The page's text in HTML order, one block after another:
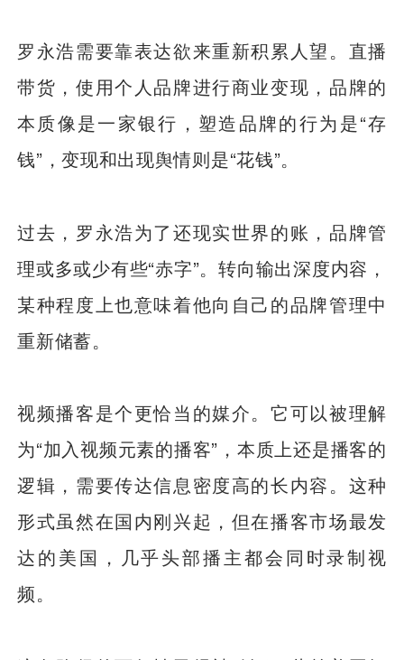
罗永浩需要靠表达欲来重新积累人望。直播
带货，使用个人品牌进行商业变现，品牌的
本质像是一家银行，塑造品牌的行为是“存
钱”，变现和出现舆情则是“花钱”。
过去，罗永浩为了还现实世界的账，品牌管
理或多或少有些“赤字”。转向输出深度内容，
某种程度上也意味着他向自己的品牌管理中
重新储蓄。
视频播客是个更恰当的媒介。它可以被理解
为“加入视频元素的播客”，本质上还是播客的
逻辑，需要传达信息密度高的长内容。这种
形式虽然在国内刚兴起，但在播客市场最发
达的美国，几乎头部播主都会同时录制视
频。